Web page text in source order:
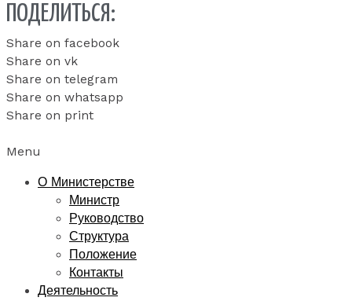
ПОДЕЛИТЬСЯ:
Share on facebook
Share on vk
Share on telegram
Share on whatsapp
Share on print
Menu
О Министерстве
Министр
Руководство
Структура
Положение
Контакты
Деятельность